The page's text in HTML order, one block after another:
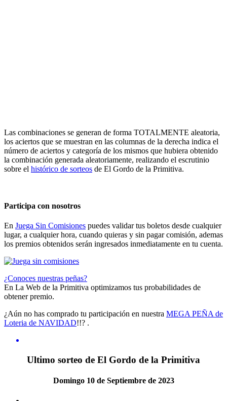
Las combinaciones se generan de forma TOTALMENTE aleatoria,
los aciertos que se muestran en las columnas de la derecha indica el
número de aciertos y categoría de los mismos que hubiera obtenido
la combinación generada aleatoriamente, realizando el escrutinio
sobre el histórico de sorteos de El Gordo de la Primitiva.
Participa con nosotros
En Juega Sin Comisiones puedes validar tus boletos desde cualquier
lugar, a cualquier hora, cuando quieras y sin pagar comisión, ademas
los premios obtenidos serán ingresados inmediatamente en tu cuenta.
¿Conoces nuestras peñas?
En La Web de la Primitiva optimizamos tus probabilidades de
obtener premio.
¿Aún no has comprado tu participación en nuestra MEGA PEÑA de
Loteria de NAVIDAD!!? .
Ultimo sorteo de El Gordo de la Primitiva
Domingo 10 de Septiembre de 2023